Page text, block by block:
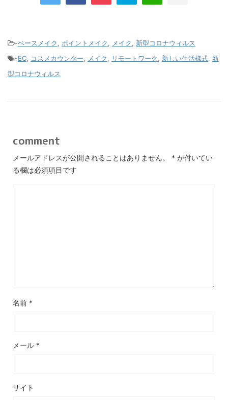
-ベースメイク, ポイントメイク, メイク, 新型コロナウィルス
-EC, コスメカウンター, メイク, リモートワーク, 新しい生活様式, 新
型コロナウィルス
comment
メールアドレスが公開されることはありません。 * が付いてい
る欄は必須項目です
名前 *
メール *
サイト